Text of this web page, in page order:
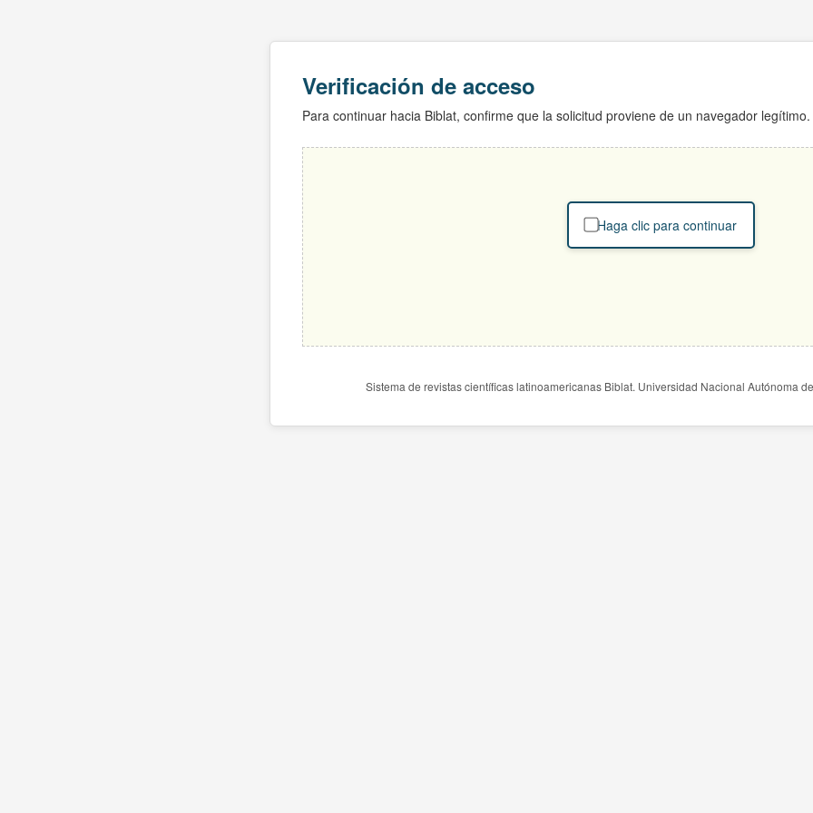
Verificación de acceso
Para continuar hacia Biblat, confirme que la solicitud proviene de un navegador legítimo.
Haga clic para continuar
Sistema de revistas científicas latinoamericanas Biblat. Universidad Nacional Autónoma